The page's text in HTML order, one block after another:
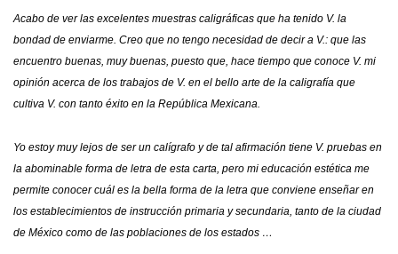
Acabo de ver las excelentes muestras caligráficas que ha tenido V. la
bondad de enviarme. Creo que no tengo necesidad de decir a V.: que las
encuentro buenas, muy buenas, puesto que, hace tiempo que conoce V. mi
opinión acerca de los trabajos de V. en el bello arte de la caligrafía que
cultiva V. con tanto éxito en la República Mexicana.
Yo estoy muy lejos de ser un calígrafo y de tal afirmación tiene V. pruebas en
la abominable forma de letra de esta carta, pero mi educación estética me
permite conocer cuál es la bella forma de la letra que conviene enseñar en
los establecimientos de instrucción primaria y secundaria, tanto de la ciudad
de México como de las poblaciones de los estados …